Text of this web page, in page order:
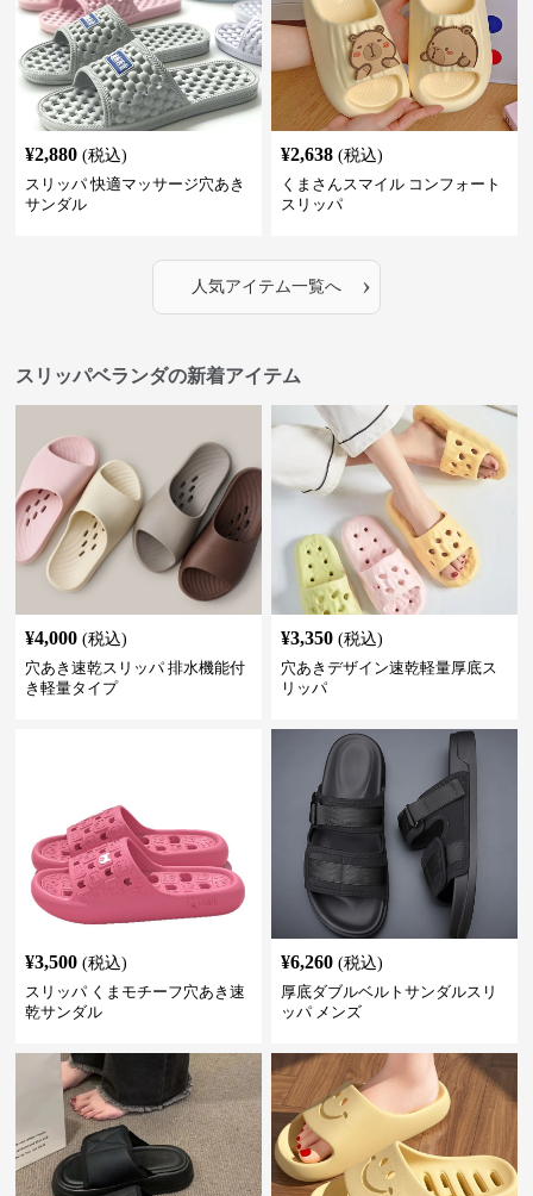
¥2,880 (税込)
スリッパ 快適マッサージ穴あき
サンダル
¥2,638 (税込)
くまさんスマイル コンフォート
スリッパ
人気アイテム一覧へ ›
スリッパベランダの新着アイテム
¥4,000 (税込)
穴あき速乾スリッパ 排水機能付
き軽量タイプ
¥3,350 (税込)
穴あきデザイン速乾軽量厚底ス
リッパ
¥3,500 (税込)
スリッパ くまモチーフ穴あき速
乾サンダル
¥6,260 (税込)
厚底ダブルベルトサンダルスリ
ッパ メンズ